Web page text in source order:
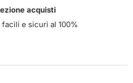
acquisti
facili e sicuri al 100%